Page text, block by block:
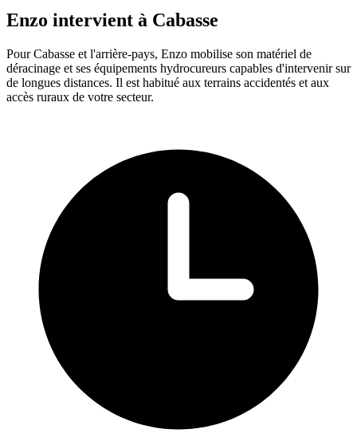
Enzo intervient à Cabasse
Pour Cabasse et l'arrière-pays, Enzo mobilise son matériel de
déracinage et ses équipements hydrocureurs capables d'intervenir sur
de longues distances. Il est habitué aux terrains accidentés et aux
accès ruraux de votre secteur.